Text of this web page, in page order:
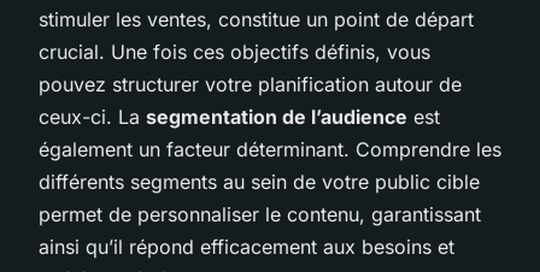
stimuler les ventes, constitue un point de départ
crucial. Une fois ces objectifs définis, vous
pouvez structurer votre planification autour de
ceux-ci. La segmentation de l’audience est
également un facteur déterminant. Comprendre les
différents segments au sein de votre public cible
permet de personnaliser le contenu, garantissant
ainsi qu’il répond efficacement aux besoins et